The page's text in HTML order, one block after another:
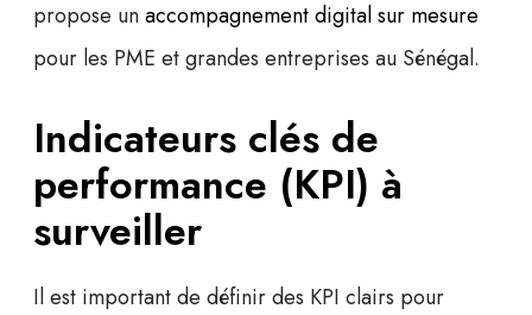
propose unaccompagnement digital sur mesure
pour les PME et grandes entreprises au Sénégal.
Indicateurs clés de
performance (KPI) à
surveiller
Il est important de définir des KPI clairs pour